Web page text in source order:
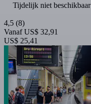
Tijdelijk niet beschikbaar
4,5 (8)
Vanaf US$ 32,91
US$ 25,41